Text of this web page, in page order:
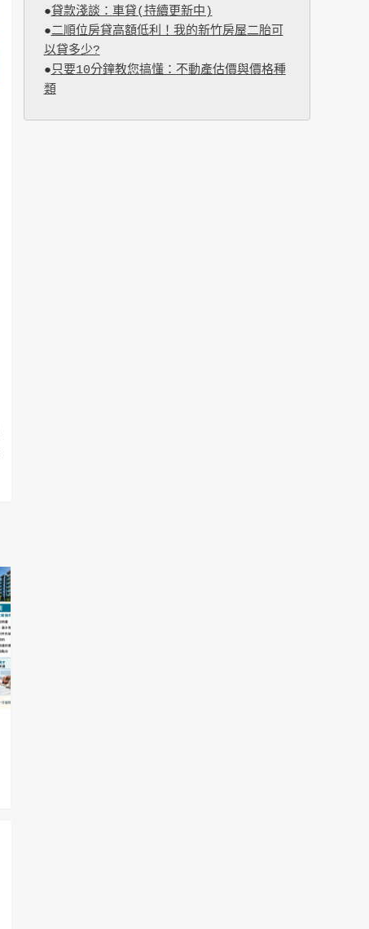
●貸款淺談：車貸(持續更新中)
●二順位房貸高額低利！我的新竹房屋二胎可
以貸多少?
●只要10分鐘教您搞懂：不動產估價與價格種
類